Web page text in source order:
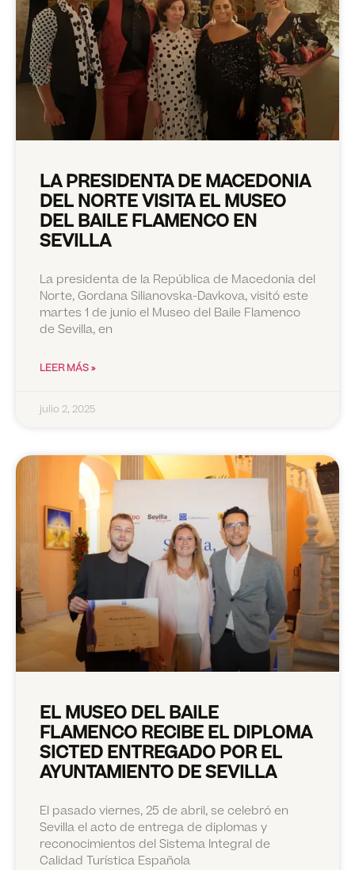
LA PRESIDENTA DE MACEDONIA
DEL NORTE VISITA EL MUSEO
DEL BAILE FLAMENCO EN
SEVILLA
La presidenta de la República de Macedonia del
Norte, Gordana Silianovska-Davkova, visitó este
martes 1 de junio el Museo del Baile Flamenco
de Sevilla, en
LEER MÁS »
julio 2, 2025
EL MUSEO DEL BAILE
FLAMENCO RECIBE EL DIPLOMA
SICTED ENTREGADO POR EL
AYUNTAMIENTO DE SEVILLA
El pasado viernes, 25 de abril, se celebró en
Sevilla el acto de entrega de diplomas y
reconocimientos del Sistema Integral de
Calidad Turística Española